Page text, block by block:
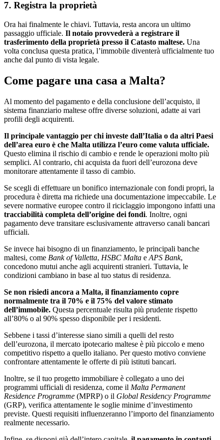
7. Registra la proprietà
Ora hai finalmente le chiavi. Tuttavia, resta ancora un ultimo
passaggio ufficiale. Il notaio provvederà a registrare il
trasferimento della proprietà presso il Catasto maltese. Una
volta conclusa questa pratica, l’immobile diventerà ufficialmente tuo
anche dal punto di vista legale.
Come pagare una casa a Malta?
Al momento del pagamento e della conclusione dell’acquisto, il
sistema finanziario maltese offre diverse soluzioni, adatte ai vari
profili degli acquirenti.
Il principale vantaggio per chi investe dall’Italia o da altri Paesi
dell’area euro è che Malta utilizza l’euro come valuta ufficiale.
Questo elimina il rischio di cambio e rende le operazioni molto più
semplici. Al contrario, chi acquista da fuori dell’eurozona deve
monitorare attentamente il tasso di cambio.
Se scegli di effettuare un bonifico internazionale con fondi propri, la
procedura è diretta ma richiede una documentazione impeccabile. Le
severe normative europee contro il riciclaggio impongono infatti una
tracciabilità completa dell’origine dei fondi. Inoltre, ogni
pagamento deve transitare esclusivamente attraverso canali bancari
ufficiali.
Se invece hai bisogno di un finanziamento, le principali banche
maltesi, come Bank of Valletta, HSBC Malta e APS Bank,
concedono mutui anche agli acquirenti stranieri. Tuttavia, le
condizioni cambiano in base al tuo status di residenza.
Se non risiedi ancora a Malta, il finanziamento copre
normalmente tra il 70% e il 75% del valore stimato
dell’immobile. Questa percentuale risulta più prudente rispetto
all’80% o al 90% spesso disponibile per i residenti.
Sebbene i tassi d’interesse siano simili a quelli del resto
dell’eurozona, il mercato ipotecario maltese è più piccolo e meno
competitivo rispetto a quello italiano. Per questo motivo conviene
confrontare attentamente le offerte di più istituti bancari.
Inoltre, se il tuo progetto immobiliare è collegato a uno dei
programmi ufficiali di residenza, come il Malta Permanent
Residence Programme (MPRP) o il Global Residency Programme
(GRP), verifica attentamente le soglie minime d’investimento
previste. Questi requisiti influenzeranno l’importo del finanziamento
realmente necessario.